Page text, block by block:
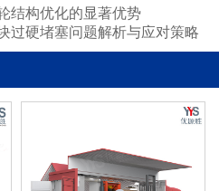
结构优化的显著优势
过硬堵塞问题解析与应对策略